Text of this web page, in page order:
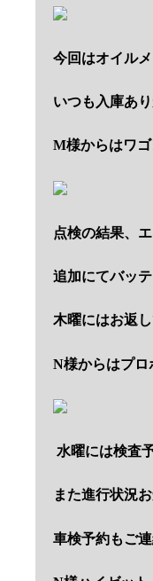
今回はオイル
いつも入庫あ
M様からはワ
点検の結果、
追加にてバッ
木曜にはお返
N様からはプロ
水曜には検査
また進行状況
車検予約もご